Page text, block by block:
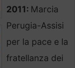
2011: Marcia
Perugia-Assisi
per la pace e la
fratellanza dei